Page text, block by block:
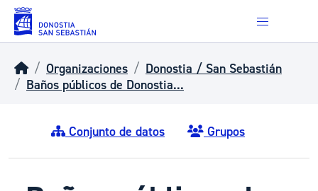
Skip to main content
Organizaciones
Donostia / San Sebastián
Baños públicos de Donostia...
Conjunto de datos Grupos